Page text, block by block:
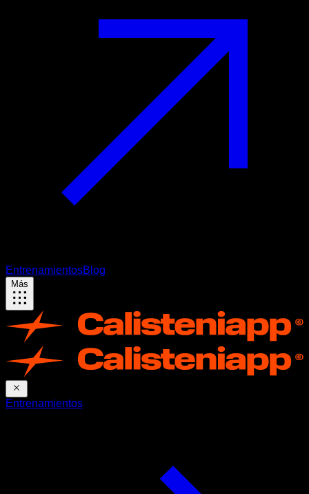
EntrenamientosBlog
Más
Entrenamientos